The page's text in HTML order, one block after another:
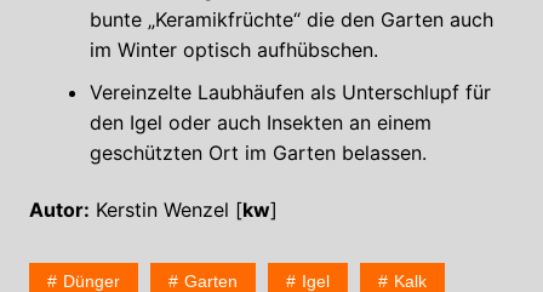
bunte „Keramikfrüchte“ die den Garten auch
im Winter optisch aufhübschen.
Vereinzelte Laubhäufen als Unterschlupf für
den Igel oder auch Insekten an einem
geschützten Ort im Garten belassen.
Autor: Kerstin Wenzel [kw]
Dünger Garten Igel Kalk